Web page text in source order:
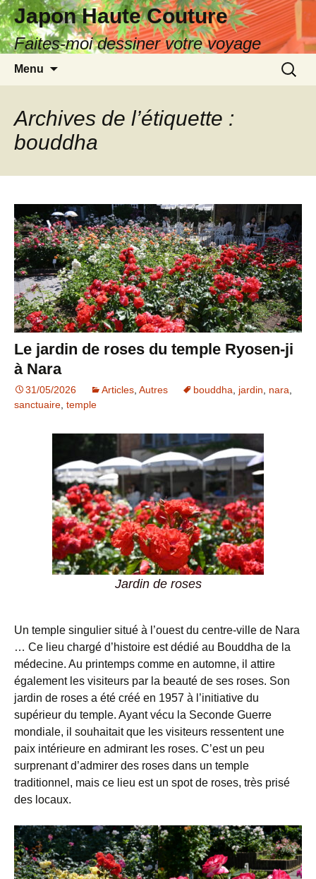
Japon Haute Couture
Faites-moi dessiner votre voyage
Menu
Archives de l’étiquette :
bouddha
Le jardin de roses du temple Ryosen-ji
à Nara
31/05/2026 Articles, Autres bouddha, jardin, nara,
sanctuaire, temple
Jardin de roses
Un temple singulier situé à l’ouest du centre-ville de Nara
… Ce lieu chargé d’histoire est dédié au Bouddha de la
médecine. Au printemps comme en automne, il attire
également les visiteurs par la beauté de ses roses. Son
jardin de roses a été créé en 1957 à l’initiative du
supérieur du temple. Ayant vécu la Seconde Guerre
mondiale, il souhaitait que les visiteurs ressentent une
paix intérieure en admirant les roses. C’est un peu
surprenant d’admirer des roses dans un temple
traditionnel, mais ce lieu est un spot de roses, très prisé
des locaux.